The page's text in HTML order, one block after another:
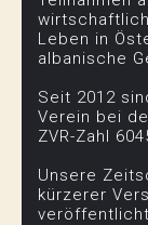
Leben in
albanische
Seit 2012
Verein bei
ZVR-Zahl
Unsere
kürzerer